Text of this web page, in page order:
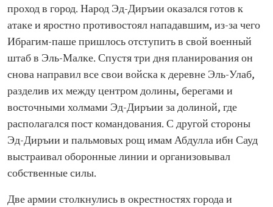
проход в город. Народ Эд-Диръии оказался готов к
атаке и яростно противостоял нападавшим, из-за чего
Ибрагим-паше пришлось отступить в свой военный
штаб в Эль-Малке. Спустя три дня планирования он
снова направил все свои войска к деревне Эль-Улаб,
разделив их между центром долины, берегами и
восточными холмами Эд-Диръии за долиной, где
располагался пост командования. С другой стороны
Эд-Диръии и пальмовых рощ имам Абдулла ибн Сауд
выстраивал оборонные линии и организовывал
собственные силы.
Две армии столкнулись в окрестностях города и